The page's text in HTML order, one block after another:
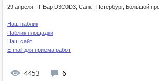
29 апреля, IT-Бар D3C0D3, Санкт-Петербург, Большой
Наш паблик
Паблик площадки
Наш сайт
E-mail для приема работ
4453 6